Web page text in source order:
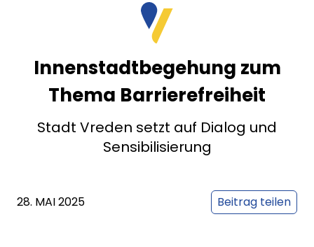
Innenstadtbegehung zum
Thema Barrierefreiheit
Stadt Vreden setzt auf Dialog und
Sensibilisierung
28. MAI 2025 Beitrag teilen